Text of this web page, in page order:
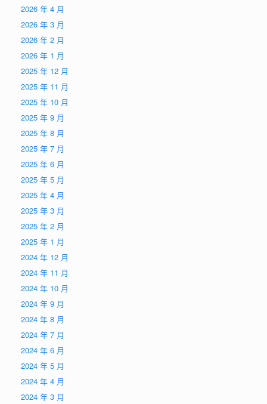
2026 年 4 月
2026 年 3 月
2026 年 2 月
2026 年 1 月
2025 年 12 月
2025 年 11 月
2025 年 10 月
2025 年 9 月
2025 年 8 月
2025 年 7 月
2025 年 6 月
2025 年 5 月
2025 年 4 月
2025 年 3 月
2025 年 2 月
2025 年 1 月
2024 年 12 月
2024 年 11 月
2024 年 10 月
2024 年 9 月
2024 年 8 月
2024 年 7 月
2024 年 6 月
2024 年 5 月
2024 年 4 月
2024 年 3 月